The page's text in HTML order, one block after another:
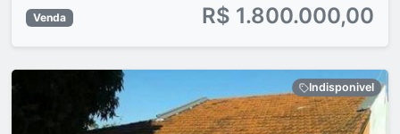
Venda R$ 1.800.000,00
Indisponivel